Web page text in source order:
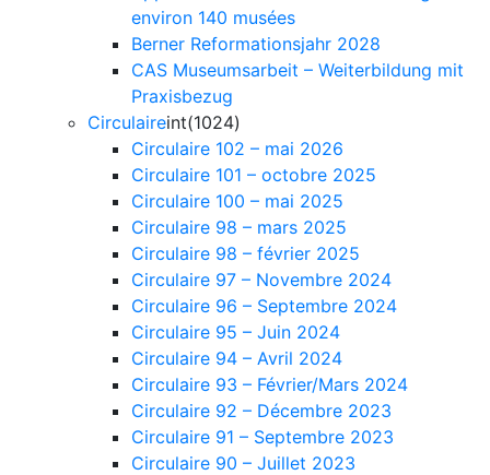
environ 140 musées
Berner Reformationsjahr 2028
CAS Museumsarbeit – Weiterbildung mit
Praxisbezug
Circulaireint(1024)
Circulaire 102 – mai 2026
Circulaire 101 – octobre 2025
Circulaire 100 – mai 2025
Circulaire 98 – mars 2025
Circulaire 98 – février 2025
Circulaire 97 – Novembre 2024
Circulaire 96 – Septembre 2024
Circulaire 95 – Juin 2024
Circulaire 94 – Avril 2024
Circulaire 93 – Février/Mars 2024
Circulaire 92 – Décembre 2023
Circulaire 91 – Septembre 2023
Circulaire 90 – Juillet 2023